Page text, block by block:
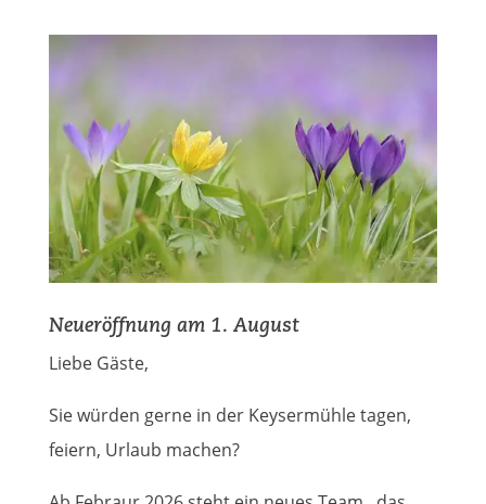
Neueröffnung am 1. August
Liebe Gäste,
Sie würden gerne in der Keysermühle tagen,
feiern, Urlaub machen?